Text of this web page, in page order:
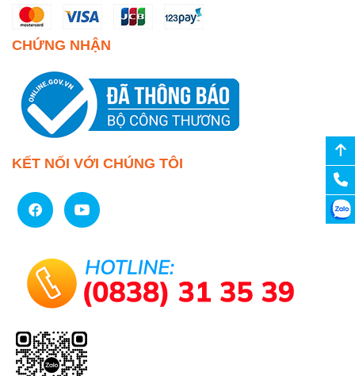
CHỨNG NHẬN
KẾT NỐI VỚI CHÚNG TÔI